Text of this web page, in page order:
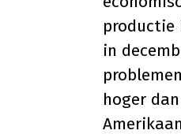
productie
in
hoger